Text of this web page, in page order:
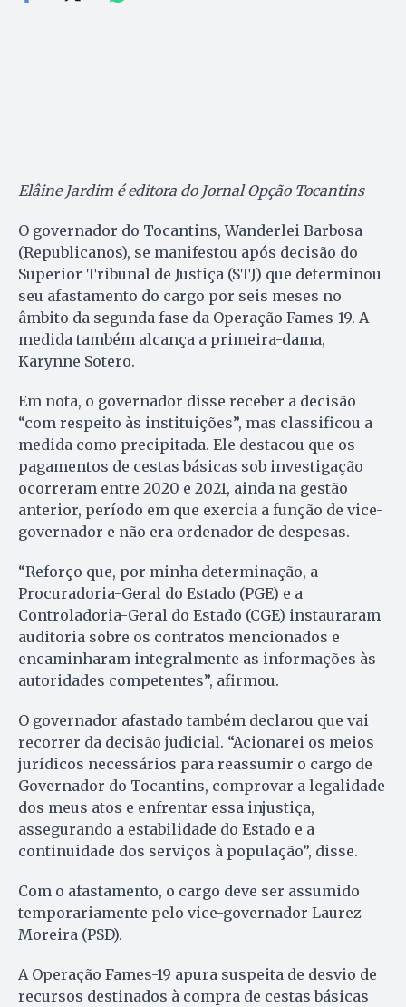
Elâine Jardim é editora do Jornal Opção Tocantins
O governador do Tocantins, Wanderlei Barbosa
(Republicanos), se manifestou após decisão do
Superior Tribunal de Justiça (STJ) que determinou
seu afastamento do cargo por seis meses no
âmbito da segunda fase da Operação Fames-19. A
medida também alcança a primeira-dama,
Karynne Sotero.
Em nota, o governador disse receber a decisão
“com respeito às instituições”, mas classificou a
medida como precipitada. Ele destacou que os
pagamentos de cestas básicas sob investigação
ocorreram entre 2020 e 2021, ainda na gestão
anterior, período em que exercia a função de vice-
governador e não era ordenador de despesas.
“Reforço que, por minha determinação, a
Procuradoria-Geral do Estado (PGE) e a
Controladoria-Geral do Estado (CGE) instauraram
auditoria sobre os contratos mencionados e
encaminharam integralmente as informações às
autoridades competentes”, afirmou.
O governador afastado também declarou que vai
recorrer da decisão judicial. “Acionarei os meios
jurídicos necessários para reassumir o cargo de
Governador do Tocantins, comprovar a legalidade
dos meus atos e enfrentar essa injustiça,
assegurando a estabilidade do Estado e a
continuidade dos serviços à população”, disse.
Com o afastamento, o cargo deve ser assumido
temporariamente pelo vice-governador Laurez
Moreira (PSD).
A Operação Fames-19 apura suspeita de desvio de
recursos destinados à compra de cestas básicas